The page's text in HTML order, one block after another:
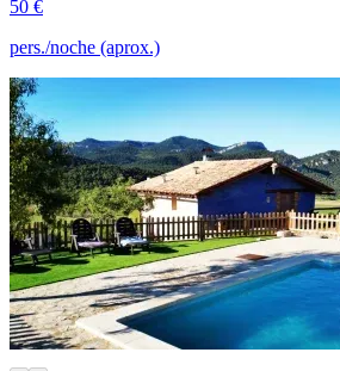
50 €
pers./noche (aprox.)